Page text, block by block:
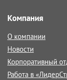
Компания
О компании
Новости
Корпоративный
Работа в